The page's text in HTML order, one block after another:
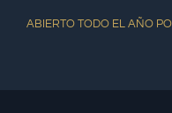
ABIERTO TODO EL AÑO